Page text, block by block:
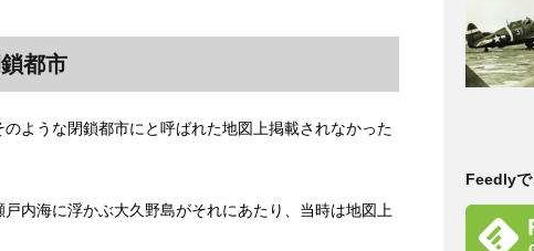
都市
ような閉鎖都市にと呼ばれた地図上掲載されなかった
内海に浮かぶ大久野島がそれにあたり、当時は地図上
Feedlyで